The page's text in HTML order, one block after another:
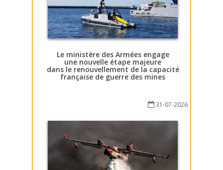
Le ministère des Armées engage
une nouvelle étape majeure
dans le renouvellement de la capacité
française de guerre des mines
31-07-2026